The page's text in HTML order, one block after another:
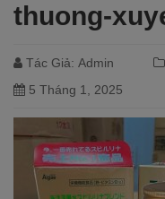
thuong-
Tác Giả: Admin
5 Tháng 1, 2025